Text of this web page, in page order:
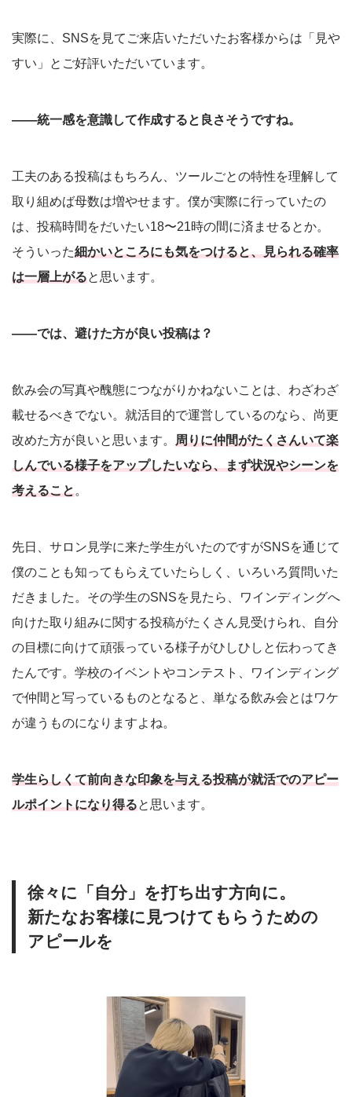
実際に、SNSを見てご来店いただいたお客様からは「見や
すい」とご好評いただいています。
――統一感を意識して作成すると良さそうですね。
工夫のある投稿はもちろん、ツールごとの特性を理解して
取り組めば母数は増やせます。僕が実際に行っていたの
は、投稿時間をだいたい18〜21時の間に済ませるとか。
そういった細かいところにも気をつけると、見られる確率
は一層上がると思います。
――では、避けた方が良い投稿は？
飲み会の写真や醜態につながりかねないことは、わざわざ
載せるべきでない。就活目的で運営しているのなら、尚更
改めた方が良いと思います。 周りに仲間がたくさんいて楽
しんでいる様子をアップしたいなら、まず状況やシーンを
考えること。
先日、サロン見学に来た学生がいたのですがSNSを通じて
僕のことも知ってもらえていたらしく、いろいろ質問いた
だきました。その学生のSNSを見たら、ワインディングへ
向けた取り組みに関する投稿がたくさん見受けられ、自分
の目標に向けて頑張っている様子がひしひしと伝わってき
たんです。学校のイベントやコンテスト、ワインディング
で仲間と写っているものとなると、単なる飲み会とはワケ
が違うものになりますよね。
学生らしくて前向きな印象を与える投稿が就活でのアピー
ルポイントになり得ると思います。
徐々に「自分」を打ち出す方向に。
新たなお客様に見つけてもらうための
アピールを